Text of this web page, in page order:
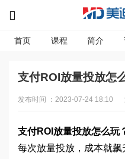
首页 课程 简介
支付ROI放量投放怎
发布时间 ：2023-07-24 18:10
支付ROI放量投放怎么玩
每次放量投放，成本就